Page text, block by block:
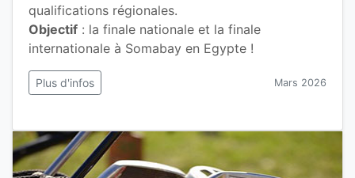
qualifications régionales.
Objectif : la finale nationale et la finale
internationale à Somabay en Egypte !
Plus d'infos Mars 2026